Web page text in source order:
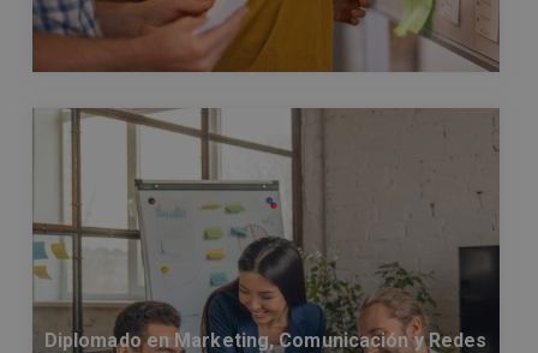
Diplomado en Marketing, Comunicación y Redes